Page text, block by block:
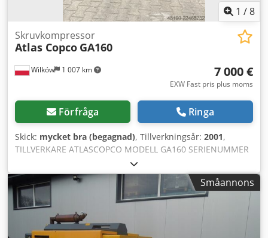
1 /8
Wilków 1 007 km
Skruvkompressor
Atlas Copco GA160
7 000 €
EXW Fast pris plus moms
Förfråga Ringa
Skick: mycket bra (begagnad), Tillverkningsår: 2001,
TILLVERKARE ATLASCOPCO MODELL GA160 SERIENUMMER
AIF072890 ÅR 2001 EFFEKT (kW) 167 Dcodpfxozq Afuj Al Rok
KAPACITET (m3/min) 21 TRYCK (bar) 8.5 DRIFTTIMMAR
(TOTAL/PÅ ENHETEN) FREKVENSOMRIKTARE nej INBYGGD
TORK nej VÄRMEVÄXLARE nej KYLNING (LUFT/VATTEN) luft
MONTERAD PÅ TANK nej DOKUMENTATION nej
ANSLUTNINGAR 3 NY/BEGAGNAD BEGAGNAD
Småannons